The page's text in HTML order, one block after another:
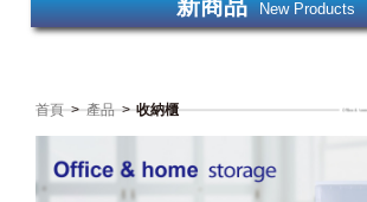
新商品 New Products
首頁 > 產品 > 收納櫃